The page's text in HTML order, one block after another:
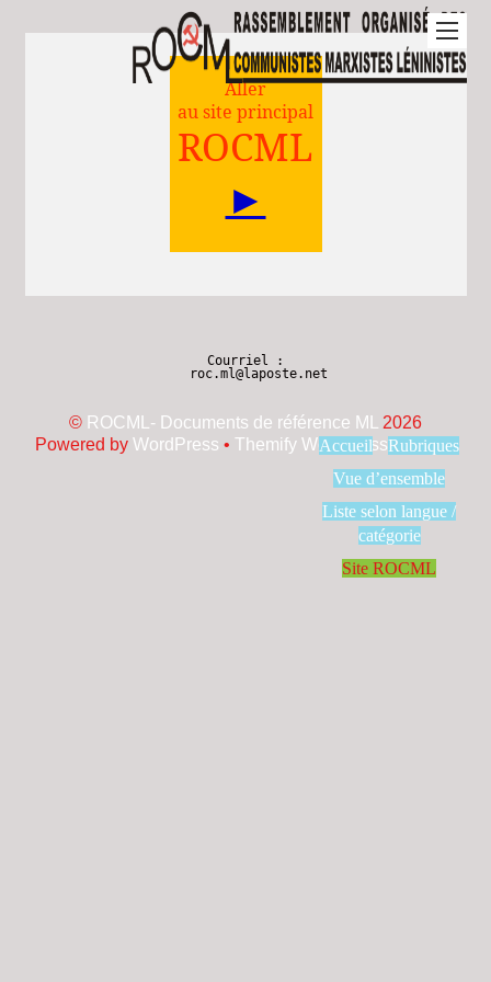
Aller
au site principal
ROCML
►
Courriel :
roc.ml@laposte.net
Accueil
Rubriques
Vue d’ensemble
Liste selon langue /
catégorie
Site ROCML
© ROCML- Documents de référence ML
2026
Powered by WordPress • Themify WordPress Themes